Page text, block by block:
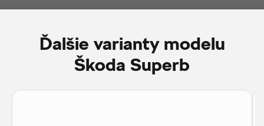
Ďalšie varianty modelu
Škoda Superb